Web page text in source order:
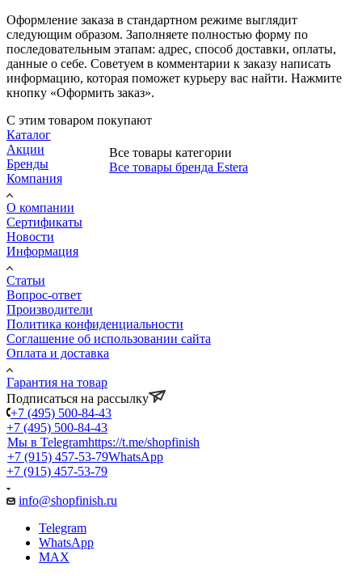
Оформление заказа в стандартном режиме выглядит
следующим образом. Заполняете полностью форму по
последовательным этапам: адрес, способ доставки, оплаты,
данные о себе. Советуем в комментарии к заказу написать
информацию, которая поможет курьеру вас найти. Нажмите
кнопку «Оформить заказ».
С этим товаром покупают
Все товары категории
Все товары бренда Estera
Каталог
Акции
Бренды
Компания
О компании
Сертификаты
Новости
Информация
Статьи
Вопрос-ответ
Производители
Политика конфиденциальности
Соглашение об использовании сайта
Оплата и доставка
Гарантия на товар
Подписаться на рассылку
+7 (495) 500-84-43
+7 (495) 500-84-43
Мы в Telegramhttps://t.me/shopfinish
+7 (915) 457-53-79WhatsApp
+7 (915) 457-53-79
info@shopfinish.ru
Telegram
WhatsApp
MAX